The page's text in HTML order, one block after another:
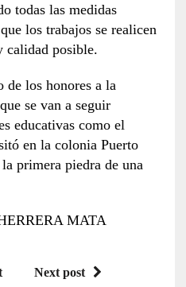
todas las medidas
los trabajos se realicen
calidad posible.
de los honores a la
se van a seguir
educativas como el
en la colonia Puerto
primera piedra de una
MATA
Next post